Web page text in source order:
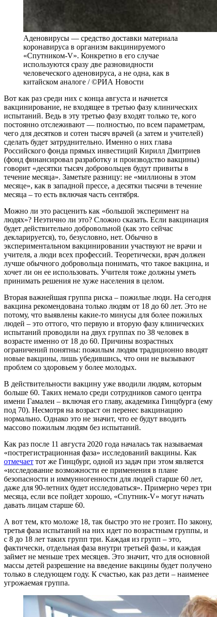
Аденовирусы — средство доставки материала
коронавируса в организм вакцинируемого
«Спутником-V». Конкретно в его случае
используются сразу две разновидности
человеческого аденовируса, а не одна, как в
китайском аналоге / ©РИА Новости
Вот как раз среди них с конца августа и начнется
вакцинирование, не входящее в третью фазу клинических
испытаний. Ведь в эту третью фазу входят только те, кого
постоянно отслеживают — полностью, по всем параметрам,
чего для десятков и сотен тысяч врачей (а затем и учителей)
сделать будет затруднительно. Именно о них глава
Российского фонда прямых инвестиций Кирилл Дмитриев
(фонд финансировал разработку и производство вакцины)
говорит «десятки тысяч добровольцев будут привиты в
течение месяца». Заметьте разницу: не «миллионы в этом
месяце», как в западной прессе, а десятки тысячи в течение
месяца – то есть включая часть сентября.
Можно ли это расценить как «большой эксперимент на
людях»? Неэтично ли это? Сложно сказать. Если вакцинация
будет действительно добровольной (как это сейчас
декларируется), то, безусловно, нет. Обычно в
экспериментальном вакцинировании участвуют не врачи и
учителя, а люди всех профессий. Теоретически, врач должен
лучше обычного добровольца понимать, что такое вакцина, и
хочет ли он ее использовать. Учителя тоже должны уметь
принимать решения не хуже населения в целом.
Вторая важнейшая группа риска – пожилые люди. На сегодня
вакцина рекомендована только людям от 18 до 60 лет. Это не
потому, что выявлены какие-то минусы для более пожилых
людей – это оттого, что первую и вторую фазу клинических
испытаний проводили на двух группах по 38 человек в
возрасте именно от 18 до 60. Причины возрастных
ограничений понятны: пожилым людям традиционно вводят
новые вакцины, лишь убедившись, что они не вызывают
проблем со здоровьем у более молодых.
В действительности вакцину уже вводили людям, которым
больше 60. Таких немало среди сотрудников самого центра
имени Гамалеи – включая его главу, академика Гинцбурга (ему
под 70). Несмотря на возраст он перенес вакцинацию
нормально. Однако это не значит, что ее будут вводить
массово пожилым людям без испытаний.
Как раз после 11 августа 2020 года началась так называемая
«пострегистрационная фаза» исследований вакцины. Как
отмечает тот же Гинцбург, одной из задач при этом является
«исследование возможности ее применения в плане
безопасности и иммунногенности для людей старше 60 лет,
даже для 90-летних будет исследоваться». Примерно через три
месяца, если все пойдет хорошо, «Спутник-V» могут начать
давать лицам старше 60.
А вот тем, кто моложе 18, так быстро это не грозит. По закону,
третья фаза испытаний на них идет по возрастным группы, и
с 8 до 18 лет таких групп три. Каждая из групп – это,
фактически, отдельная фаза внутри третьей фазы, и каждая
займет не меньше трех месяцев. Это значит, что для основной
массы детей разрешение на введение вакцины будет получено
только в следующем году. К счастью, как раз дети – наименее
угрожаемая группа.